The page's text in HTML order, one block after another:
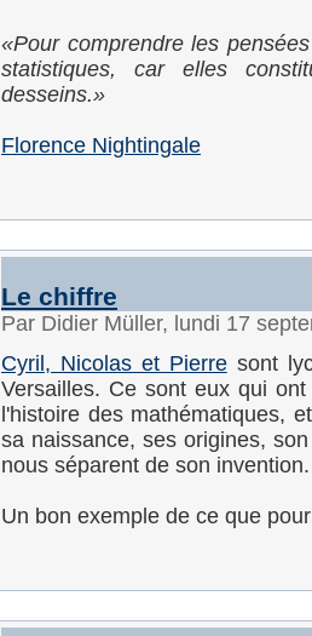
Pour comprendre les
statistiques, car elles
desseins.
Florence Nightingale
Le chiffre
Par Didier Müller, lundi 17
Cyril, Nicolas et Pierresont
Versailles. Ce sont eux qui
l'histoire des mathématiques,
sa naissance, ses origines,
nous séparent de son invention.
Un bon exemple de ce que